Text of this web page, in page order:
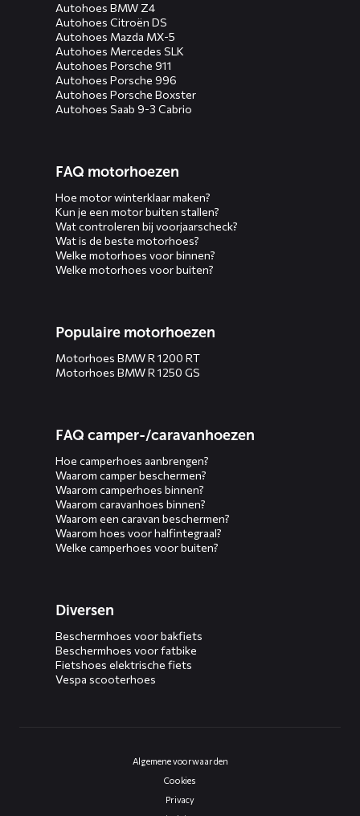
Autohoes BMW Z4
Autohoes Citroën DS
Autohoes Mazda MX-5
Autohoes Mercedes SLK
Autohoes Porsche 911
Autohoes Porsche 996
Autohoes Porsche Boxster
Autohoes Saab 9-3 Cabrio
FAQ motorhoezen
Hoe motor winterklaar maken?
Kun je een motor buiten stallen?
Wat controleren bij voorjaarscheck?
Wat is de beste motorhoes?
Welke motorhoes voor binnen?
Welke motorhoes voor buiten?
Populaire motorhoezen
Motorhoes BMW R 1200 RT
Motorhoes BMW R 1250 GS
FAQ camper-/caravanhoezen
Hoe camperhoes aanbrengen?
Waarom camper beschermen?
Waarom camperhoes binnen?
Waarom caravanhoes binnen?
Waarom een caravan beschermen?
Waarom hoes voor halfintegraal?
Welke camperhoes voor buiten?
Diversen
Beschermhoes voor bakfiets
Beschermhoes voor fatbike
Fietshoes elektrische fiets
Vespa scooterhoes
Algemene voorwaarden
Cookies
Privacy